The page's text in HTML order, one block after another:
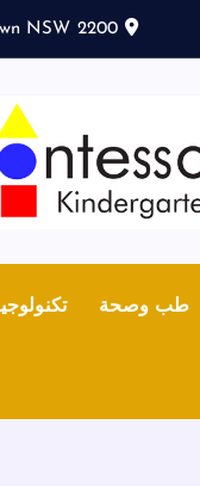
NSW 2200
طب وصحة